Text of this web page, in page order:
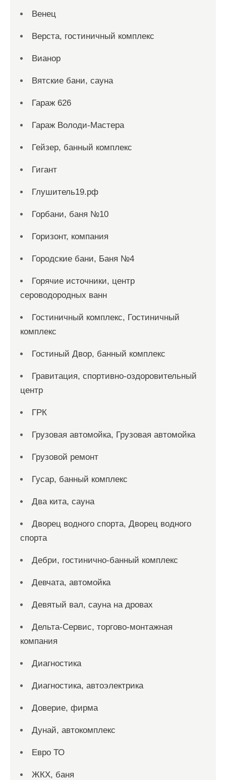
Венец
Верста, гостиничный комплекс
Вианор
Вятские бани, сауна
Гараж 626
Гараж Володи-Мастера
Гейзер, банный комплекс
Гигант
Глушитель19.рф
Горбани, баня №10
Горизонт, компания
Городские бани, Баня №4
Горячие источники, центр
сероводородных ванн
Гостиничный комплекс, Гостиничный
комплекс
Гостиный Двор, банный комплекс
Гравитация, спортивно-оздоровительный
центр
ГРК
Грузовая автомойка, Грузовая автомойка
Грузовой ремонт
Гусар, банный комплекс
Два кита, сауна
Дворец водного спорта, Дворец водного
спорта
Дебри, гостинично-банный комплекс
Девчата, автомойка
Девятый вал, сауна на дровах
Дельта-Сервис, торгово-монтажная
компания
Диагностика
Диагностика, автоэлектрика
Доверие, фирма
Дунай, автокомплекс
Евро ТО
ЖКХ, баня